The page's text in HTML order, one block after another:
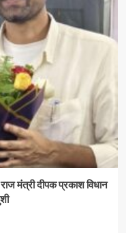
मंत्री दीपक प्रकाश विधान